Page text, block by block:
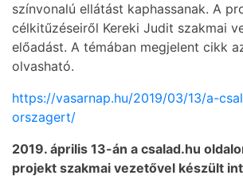
színvonalú ellátást kaphassanak. A
célkitűzéseiről Kereki Judit szakmai
előadást. A témában megjelent cikk
olvasható.
https://vasarnap.hu/2019/03/13/a-
orszagert/
2019. április 13-án a csalad.hu
projekt szakmai vezetővel készült